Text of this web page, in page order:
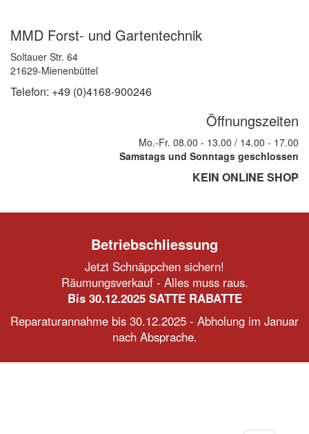
MMD Forst- und Gartentechnik
Soltauer Str. 64
21629-Mienenbüttel
Telefon: +49 (0)4168-900246
Öffnungszeiten
Mo.-Fr. 08.00 - 13.00 / 14.00 - 17.00
Samstags und Sonntags geschlossen
KEIN ONLINE SHOP
Betriebschliessung
Jetzt Schnäppchen sichern!
Räumungsverkauf - Alles muss raus.
Bis 30.12.2025 SATTE RABATTE
Reparaturannahme bis 30.12.2025 - Abholung im Januar
nach Absprache.